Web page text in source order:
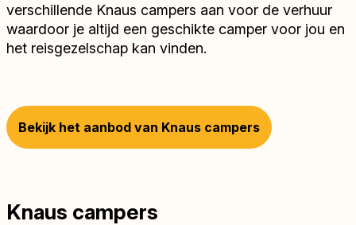
verschillende Knaus campers aan voor de verhuur
waardoor je altijd een geschikte camper voor jou en
het reisgezelschap kan vinden.
Bekijk het aanbod van Knaus campers
Knaus campers